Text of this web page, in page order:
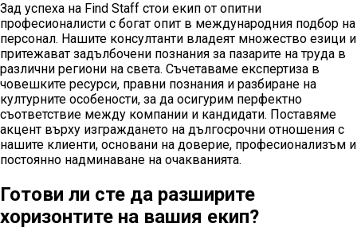
Зад успеха на Find Staff стои екип от опитни
професионалисти с богат опит в международния подбор на
персонал. Нашите консултанти владеят множество езици и
притежават задълбочени познания за пазарите на труда в
различни региони на света. Съчетаваме експертиза в
човешките ресурси, правни познания и разбиране на
културните особености, за да осигурим перфектно
съответствие между компании и кандидати. Поставяме
акцент върху изграждането на дългосрочни отношения с
нашите клиенти, основани на доверие, професионализъм и
постоянно надминаване на очакванията.
Готови ли сте да разширите
хоризонтите на вашия екип?